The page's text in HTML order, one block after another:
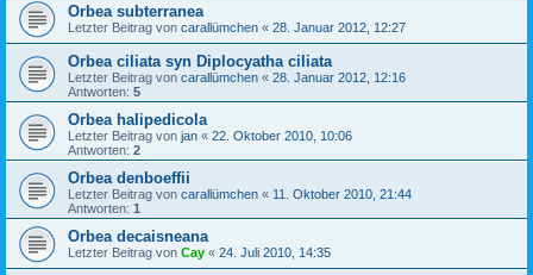
Orbea subterranea
Letzter Beitrag von carallümchen « 28. Januar 2012, 12:27
Orbea ciliata syn Diplocyatha ciliata
Letzter Beitrag von carallümchen « 28. Januar 2012, 12:16
Antworten: 5
Orbea halipedicola
Letzter Beitrag von jan « 22. Oktober 2010, 10:06
Antworten: 2
Orbea denboeffii
Letzter Beitrag von carallümchen « 11. Oktober 2010, 21:44
Antworten: 1
Orbea decaisneana
Letzter Beitrag von Cay « 24. Juli 2010, 14:35